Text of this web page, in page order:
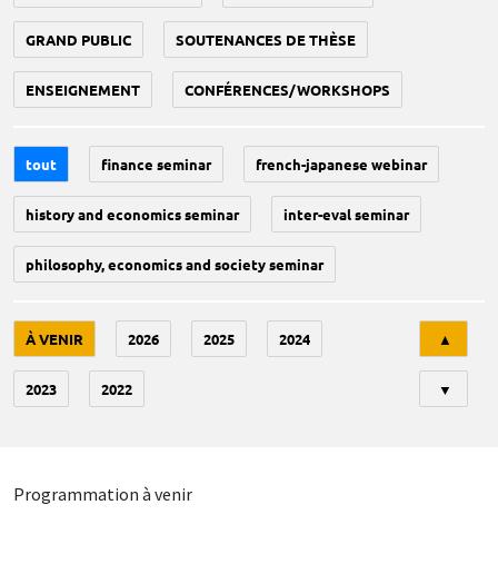
GRAND PUBLIC SOUTENANCES DE THÈSE
ENSEIGNEMENT CONFÉRENCES/WORKSHOPS
tout finance seminar french-japanese webinar
history and economics seminar inter-eval seminar
philosophy, economics and society seminar
À VENIR 2026 2025 2024
2023 2022
▲
▼
Programmation à venir